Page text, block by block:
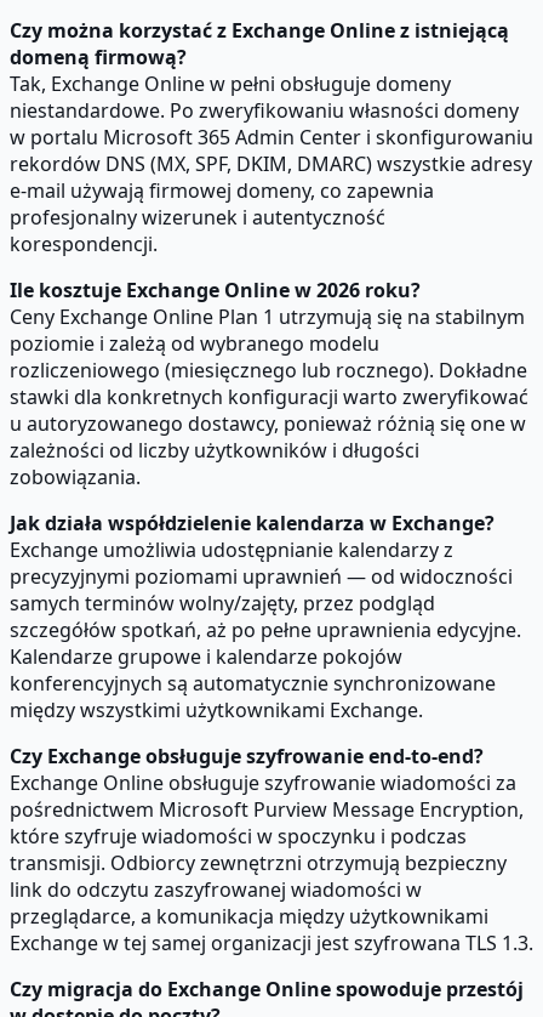
Czy można korzystać z Exchange Online z istniejącą
domeną firmową?
Tak, Exchange Online w pełni obsługuje domeny
niestandardowe. Po zweryfikowaniu własności domeny
w portalu Microsoft 365 Admin Center i skonfigurowaniu
rekordów DNS (MX, SPF, DKIM, DMARC) wszystkie adresy
e-mail używają firmowej domeny, co zapewnia
profesjonalny wizerunek i autentyczność
korespondencji.
Ile kosztuje Exchange Online w 2026 roku?
Ceny Exchange Online Plan 1 utrzymują się na stabilnym
poziomie i zależą od wybranego modelu
rozliczeniowego (miesięcznego lub rocznego). Dokładne
stawki dla konkretnych konfiguracji warto zweryfikować
u autoryzowanego dostawcy, ponieważ różnią się one w
zależności od liczby użytkowników i długości
zobowiązania.
Jak działa współdzielenie kalendarza w Exchange?
Exchange umożliwia udostępnianie kalendarzy z
precyzyjnymi poziomami uprawnień — od widoczności
samych terminów wolny/zajęty, przez podgląd
szczegółów spotkań, aż po pełne uprawnienia edycyjne.
Kalendarze grupowe i kalendarze pokojów
konferencyjnych są automatycznie synchronizowane
między wszystkimi użytkownikami Exchange.
Czy Exchange obsługuje szyfrowanie end-to-end?
Exchange Online obsługuje szyfrowanie wiadomości za
pośrednictwem Microsoft Purview Message Encryption,
które szyfruje wiadomości w spoczynku i podczas
transmisji. Odbiorcy zewnętrzni otrzymują bezpieczny
link do odczytu zaszyfrowanej wiadomości w
przeglądarce, a komunikacja między użytkownikami
Exchange w tej samej organizacji jest szyfrowana TLS 1.3.
Czy migracja do Exchange Online spowoduje przestój